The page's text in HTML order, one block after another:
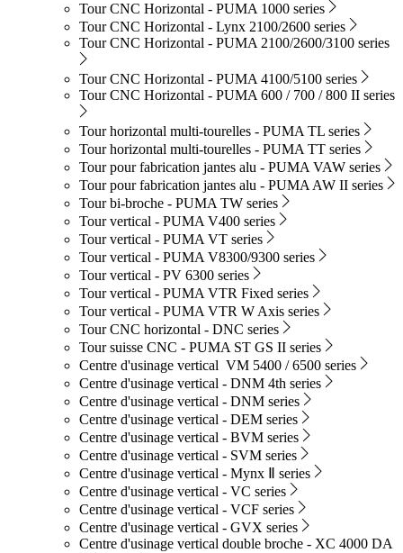
Tour CNC Horizontal - PUMA 1000 series
Tour CNC Horizontal - Lynx 2100/2600 series
Tour CNC Horizontal - PUMA 2100/2600/3100 series
Tour CNC Horizontal - PUMA 4100/5100 series
Tour CNC Horizontal - PUMA 600 / 700 / 800 II series
Tour horizontal multi-tourelles - PUMA TL series
Tour horizontal multi-tourelles - PUMA TT series
Tour pour fabrication jantes alu - PUMA VAW series
Tour pour fabrication jantes alu - PUMA AW II series
Tour bi-broche - PUMA TW series
Tour vertical - PUMA V400 series
Tour vertical - PUMA VT series
Tour vertical - PUMA V8300/9300 series
Tour vertical - PV 6300 series
Tour vertical - PUMA VTR Fixed series
Tour vertical - PUMA VTR W Axis series
Tour CNC horizontal - DNC series
Tour suisse CNC - PUMA ST GS II series
Centre d'usinage vertical VM 5400 / 6500 series
Centre d'usinage vertical - DNM 4th series
Centre d'usinage vertical - DNM series
Centre d'usinage vertical - DEM series
Centre d'usinage vertical - BVM series
Centre d'usinage vertical - SVM series
Centre d'usinage vertical - Mynx Ⅱ series
Centre d'usinage vertical - VC series
Centre d'usinage vertical - VCF series
Centre d'usinage vertical - GVX series
Centre d'usinage vertical double broche - XC 4000 DA